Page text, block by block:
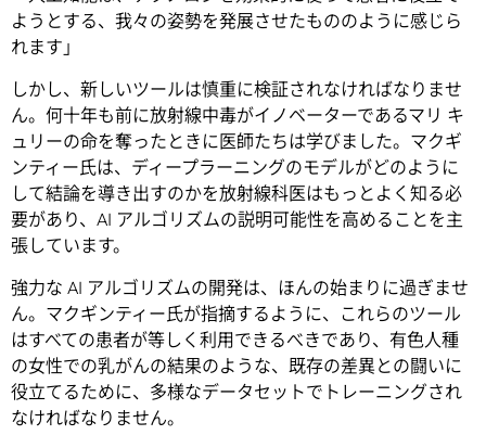
ようとする、我々の姿勢を発展させたもののように感じら
れます」
しかし、新しいツールは慎重に検証されなければなりませ
ん。何十年も前に放射線中毒がイノベーターであるマリ キ
ュリーの命を奪ったときに医師たちは学びました。マクギ
ンティー氏は、ディープラーニングのモデルがどのように
して結論を導き出すのかを放射線科医はもっとよく知る必
要があり、AI アルゴリズムの説明可能性を高めることを主
張しています。
強力な AI アルゴリズムの開発は、ほんの始まりに過ぎませ
ん。マクギンティー氏が指摘するように、これらのツール
はすべての患者が等しく利用できるべきであり、有色人種
の女性での乳がんの結果のような、既存の差異との闘いに
役立てるために、多様なデータセットでトレーニングされ
なければなりません。